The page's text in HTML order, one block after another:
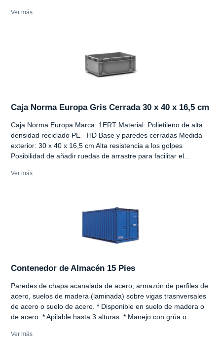
Ver más
Caja Norma Europa Gris Cerrada 30 x 40 x 16,5 cm
Caja Norma Europa Marca: 1ERT Material: Polietileno de alta
densidad reciclado PE - HD Base y paredes cerradas Medida
exterior: 30 x 40 x 16,5 cm Alta resistencia a los golpes
Posibilidad de añadir ruedas de arrastre para facilitar el...
Ver más
Contenedor de Almacén 15 Pies
Paredes de chapa acanalada de acero, armazón de perfiles de
acero, suelos de madera (laminada) sobre vigas trasnversales
de acero o suelo de acero. * Disponible en suelo de madera o
de acero. * Apilable hasta 3 alturas. * Manejo con grúa o...
Ver más